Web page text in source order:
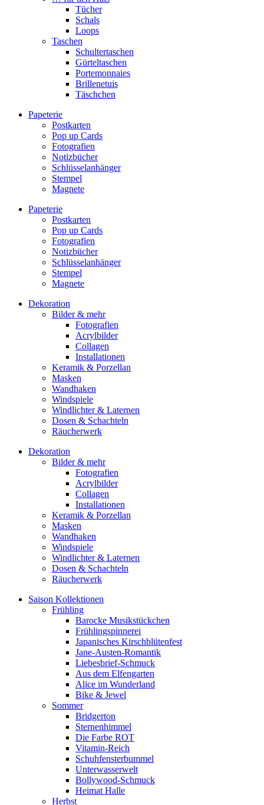
Tücher
Schals
Loops
Taschen
Schultertaschen
Gürteltaschen
Portemonnaies
Brillenetuis
Täschchen
Papeterie
Postkarten
Pop up Cards
Fotografien
Notizbücher
Schlüsselanhänger
Stempel
Magnete
Papeterie
Postkarten
Pop up Cards
Fotografien
Notizbücher
Schlüsselanhänger
Stempel
Magnete
Dekoration
Bilder & mehr
Fotografien
Acrylbilder
Collagen
Installationen
Keramik & Porzellan
Masken
Wandhaken
Windspiele
Windlichter & Laternen
Dosen & Schachteln
Räucherwerk
Dekoration
Bilder & mehr
Fotografien
Acrylbilder
Collagen
Installationen
Keramik & Porzellan
Masken
Wandhaken
Windspiele
Windlichter & Laternen
Dosen & Schachteln
Räucherwerk
Saison Kollektionen
Frühling
Barocke Musikstückchen
Frühlingspinnerei
Japanisches Kirschblütenfest
Jane-Austen-Romantik
Liebesbrief-Schmuck
Aus dem Elfengarten
Alice im Wunderland
Bike & Jewel
Sommer
Bridgerton
Sternenhimmel
Die Farbe ROT
Vitamin-Reich
Schuhfensterbummel
Unterwasserwelt
Bollywood-Schmuck
Heimat Halle
Herbst